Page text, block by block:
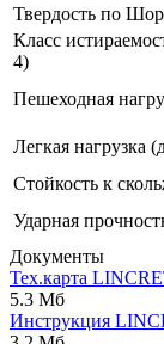
Твердость по
Класс
4)
Пешеходная
Легкая нагрузка
Стойкость к
Ударная
Документы
Тех.карта
5.3 Мб
Инструкция